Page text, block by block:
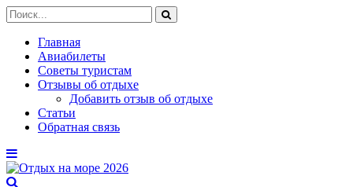
Главная
Авиабилеты
Советы туристам
Отзывы об отдыхе
Добавить отзыв об отдыхе
Статьи
Обратная связь